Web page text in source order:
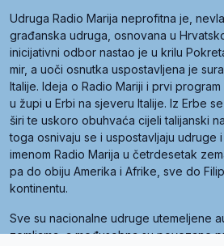
Udruga Radio Marija neprofitna je,
građanska udruga, osnovana u
inicijativni odbor nastao je u krilu
mir, a uoči osnutka uspostavljena je
Italije. Ideja o Radio Mariji i prvi
u župi u Erbi na sjeveru Italije. Iz Erbe
širi te uskoro obuhvaća cijeli talijanski
toga osnivaju se i uspostavljaju udruge
imenom Radio Marija u četrdesetak
pa do obiju Amerika i Afrike, sve do
kontinentu.
Sve su nacionalne udruge utemeljene
zemljama, a međusobna su povezane